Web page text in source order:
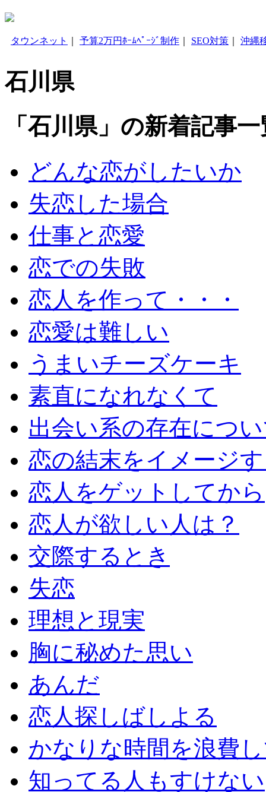
タウンネット 予算2万円ﾎｰﾑﾍﾟｰｼﾞ制作 SEO対策 沖縄
石川県
「石川県」の新着記事
どんな恋がしたいか
失恋した場合
仕事と恋愛
恋での失敗
恋人を作って・・・
恋愛は難しい
うまいチーズケーキ
素直になれなくて
出会い系の存在につ
恋の結末をイメージ
恋人をゲットしてから
恋人が欲しい人は？
交際するとき
失恋
理想と現実
胸に秘めた思い
あんだ
恋人探しばしよる
かなりな時間を浪費
知ってる人もすけない